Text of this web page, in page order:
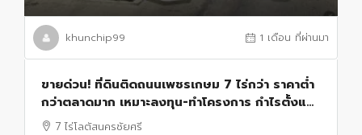
khunchip99 1 เดือน ที่ผ่านมา
ขายด่วน! ที่ดินติดถนนเพชรเกษม 7 ไร่กว่า ราคาต่ำ
กว่าตลาดมาก เหมาะลงทุน-ทำโครงการ กำไรตั้งแต่
วันซื้อ นักลงทุนสายที่ดินห้ามพลาด!
7 ไร่โลตัสนครชัยศรี